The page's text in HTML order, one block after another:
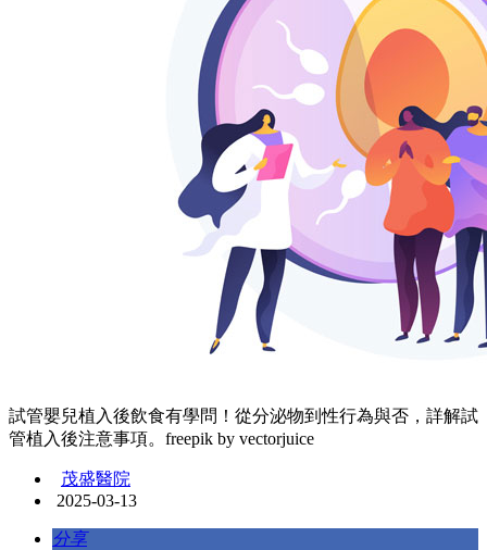
試管嬰兒植入後飲食有學問！從分泌物到性行為與否，詳解試
管植入後注意事項。freepik by vectorjuice
茂盛醫院
2025-03-13
分享